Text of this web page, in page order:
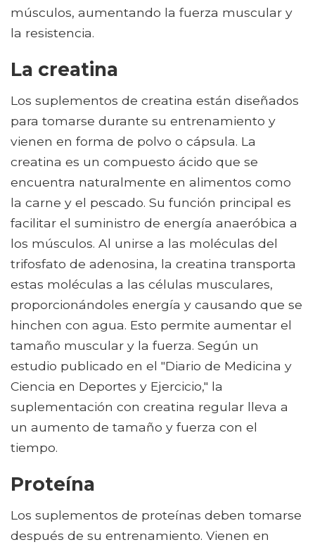
músculos, aumentando la fuerza muscular y
la resistencia.
La creatina
Los suplementos de creatina están diseñados
para tomarse durante su entrenamiento y
vienen en forma de polvo o cápsula. La
creatina es un compuesto ácido que se
encuentra naturalmente en alimentos como
la carne y el pescado. Su función principal es
facilitar el suministro de energía anaeróbica a
los músculos. Al unirse a las moléculas del
trifosfato de adenosina, la creatina transporta
estas moléculas a las células musculares,
proporcionándoles energía y causando que se
hinchen con agua. Esto permite aumentar el
tamaño muscular y la fuerza. Según un
estudio publicado en el "Diario de Medicina y
Ciencia en Deportes y Ejercicio," la
suplementación con creatina regular lleva a
un aumento de tamaño y fuerza con el
tiempo.
Proteína
Los suplementos de proteínas deben tomarse
después de su entrenamiento. Vienen en